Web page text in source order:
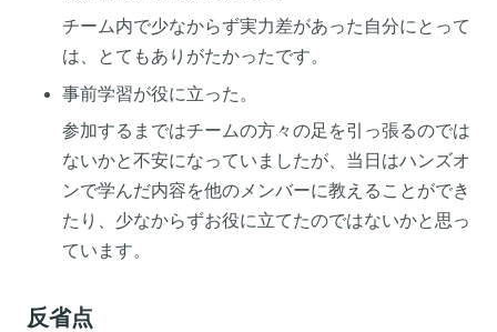
チーム内で少なからず実力差があった自分にとって
は、とてもありがたかったです。
事前学習が役に立った。
参加するまではチームの方々の足を引っ張るのでは
ないかと不安になっていましたが、当日はハンズオ
ンで学んだ内容を他のメンバーに教えることができ
たり、少なからずお役に立てたのではないかと思っ
ています。
反省点